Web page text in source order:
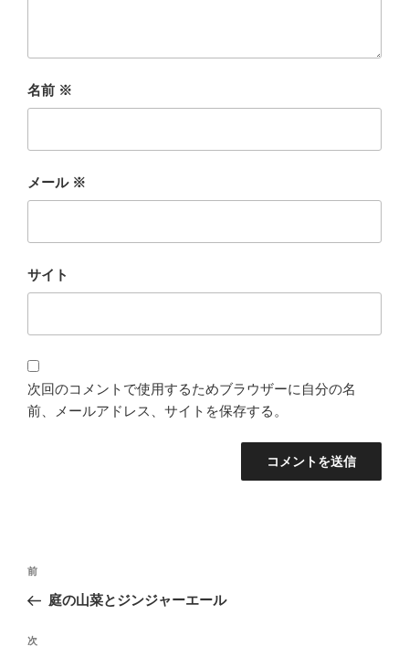
名前 ※
メール ※
サイト
次回のコメントで使用するためブラウザーに自分の名
前、メールアドレス、サイトを保存する。
投
ナ
ビ
過
去
投
前
庭の山菜とジンジャーエール
次
次